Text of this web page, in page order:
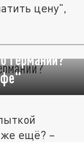
цену",
Германии?
же ещё? –